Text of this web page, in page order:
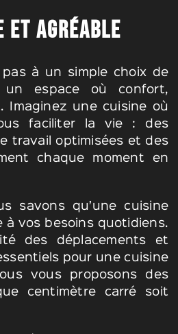
ET AGRÉABLE
à un simple choix de
un espace où confort,
Imaginez une cuisine où
faciliter la vie : des
travail optimisées et des
chaque moment en
savons qu’une cuisine
vos besoins quotidiens.
des déplacements et
pour une cuisine
vous proposons des
centimètre carré soit